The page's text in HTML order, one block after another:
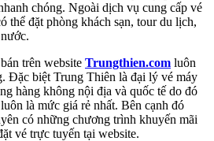
chóng. Ngoài dịch vụ cung cấp vé
thể đặt phòng khách sạn, tour du lịch,
trên website Trungthien.com luôn
Đặc biệt Trung Thiên là đại lý vé máy
hàng không nội địa và quốc tế do đó
là mức giá rẻ nhất. Bên cạnh đó
có những chương trình khuyến mãi
vé trực tuyến tại website.